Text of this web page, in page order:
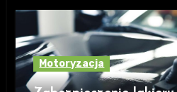
Motoryzacja